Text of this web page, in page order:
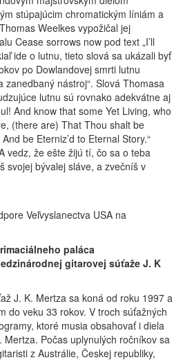
stúpajúcim chromatickým líniám a
Weelkes vypožičal jej
Cease sorrows now pod text „I’ll
ide o lutnu, tieto slová sa ukázali byť
po Dowlandovej smrti lutnu
zanedbaný nástroj“. Slová Thomasa
lutnu sú rovnako adekvátne aj
And know that some Yet Living, who
(there are) That Thou shalt be
be Eterniz’d to Eternal Story.“
vedz, že ešte žijú tí, čo sa o teba
svojej bývalej sláve, a zvečníš v
Veľvyslanectva USA na
paláca
gitarovej súťaže J. K
J. K. Mertza sa koná od roku 1997 a
do veku 33 rokov. V troch súťažných
ktoré musia obsahovať i diela
Počas uplynulých ročníkov sa
z Austrálie, Českej republiky,